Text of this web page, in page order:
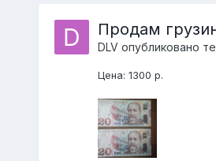
Продам
DLVопубликовано
Цена: 1300 р.